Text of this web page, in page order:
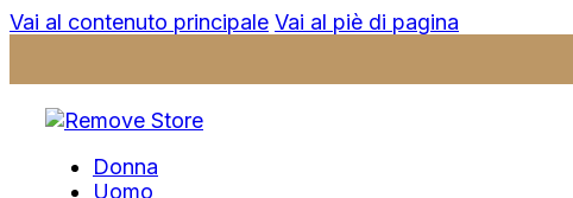
Vai al contenuto principale Vai al piè di pagina
Donna
Uomo